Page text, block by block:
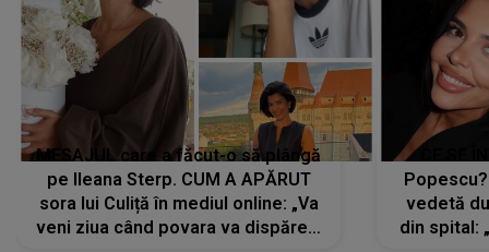
MESAJUL care a făcut-o să plângă
pe Ileana Sterp. CUM A APĂRUT
sora lui Culiță în mediul online: „Va
veni ziua când povara va dispărea,
vedetă
din spital: